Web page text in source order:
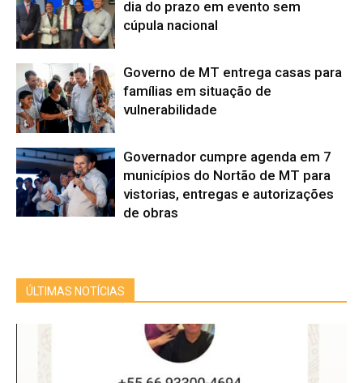
dia do prazo em evento sem
cúpula nacional
Governo de MT entrega casas para
famílias em situação de
vulnerabilidade
Governador cumpre agenda em 7
municípios do Nortão de MT para
vistorias, entregas e autorizações
de obras
ÚLTIMAS NOTÍCIAS